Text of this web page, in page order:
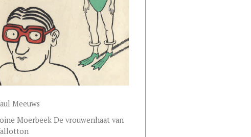
Meeuws
Moerbeek De vrouwenhaat van